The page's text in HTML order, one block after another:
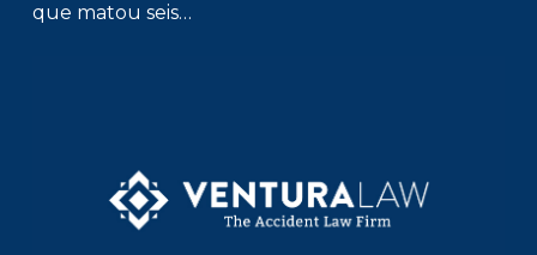
que matou seis…